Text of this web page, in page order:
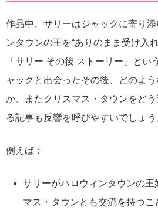
作品中、サリーはジャックに寄り
ンタウンの王を“ありのまま受け入
「サリー その後 ストーリー」とい
ャックと出会ったその後、どのよ
か、またクリスマス・タウンをど
る記事も反響を呼びやすいでしょう
例えば：
サリーがハロウィンタウンの王
マス・タウンとも交流を持つ